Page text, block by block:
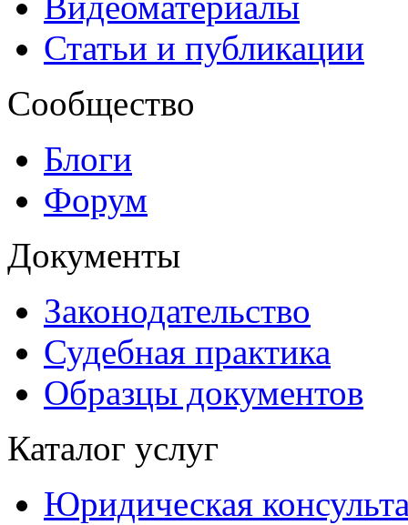
Статьи и публикации
Сообщество
Блоги
Форум
Документы
Законодательство
Судебная практика
Образцы документов
Каталог услуг
Юридическая